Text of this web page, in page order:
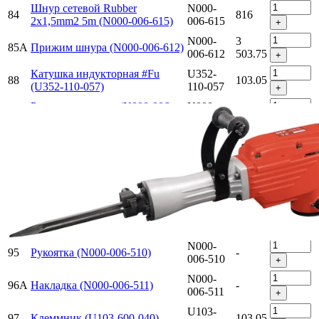
84
Шнур сетевой Rubber
2x1,5mm2 5m (N000-006-615)
N000-
006-615
816
+
85A Прижим шнура (N000-006-612)
N000-
006-612
3
503.75
+
88
Катушка индукторная #Fu
(U352-110-057)
U352-
110-057
103.05
+
Ручка левая часть (N000-006-
N000-
006-409
N000-
006-404-
5
572.77
Кожух выключателя (N000-
N000-
006-410
515.25
Хомут (N000-006-505)
95 Рукоятка (N000-006-510)
N000-
006-510
-
+
96A Накладка (N000-006-511)
N000-
006-511
-
+
U103-